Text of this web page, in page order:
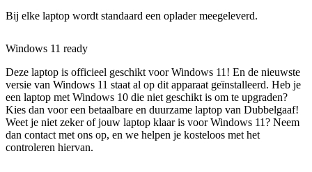
Bij elke laptop wordt standaard een oplader meegeleverd.
Windows 11 ready
Deze laptop is officieel geschikt voor Windows 11! En de nieuwste
versie van Windows 11 staat al op dit apparaat geïnstalleerd. Heb je
een laptop met Windows 10 die niet geschikt is om te upgraden?
Kies dan voor een betaalbare en duurzame laptop van Dubbelgaaf!
Weet je niet zeker of jouw laptop klaar is voor Windows 11? Neem
dan contact met ons op, en we helpen je kosteloos met het
controleren hiervan.